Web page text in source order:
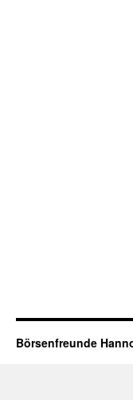
Börsenfreunde